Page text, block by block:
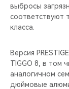
выбросы
соответствуют
класса.
Версия
TIGGO 8, в том
аналогичном
дюймовые